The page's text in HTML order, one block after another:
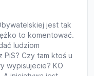
jest tak
to komentować.
ludziom
Czy tam ktoś u
wypisujecie? KO